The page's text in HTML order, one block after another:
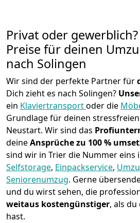
Privat oder
Preise für deinen
nach Solingen
Wir sind der perfekte Partner für
Dich zieht es nach Solingen?
ein Klaviertransportoder die
Grundlage für deinen
Neustart. Wir sind das
deineAnsprüche zu 100 %
sind wir in Trier die Nummer eins
Selfstorage, Einpackservice,
Seniorenumzug. Gerne
und du wirst sehen, die
weitaus kostengünstiger, als
hast.